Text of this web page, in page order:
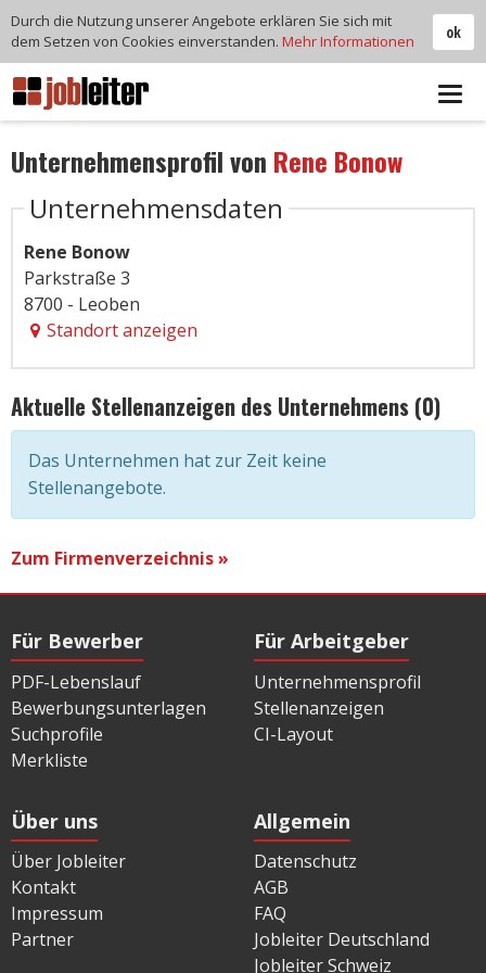
Unternehmensprofil von Rene Bonow
Unternehmensdaten
Rene Bonow
Parkstraße 3
8700 - Leoben
Standort anzeigen
Aktuelle Stellenanzeigen des Unternehmens (0)
Das Unternehmen hat zur Zeit keine
Stellenangebote.
Zum Firmenverzeichnis »
Für Bewerber
PDF-Lebenslauf
Bewerbungsunterlagen
Suchprofile
Merkliste
Für Arbeitgeber
Unternehmensprofil
Stellenanzeigen
CI-Layout
Über uns
Über Jobleiter
Kontakt
Impressum
Partner
Allgemein
Datenschutz
AGB
FAQ
Jobleiter Deutschland
Jobleiter Schweiz
ok
Durch die Nutzung unserer Angebote erklären Sie sich mit
dem Setzen von Cookies einverstanden. Mehr Informationen